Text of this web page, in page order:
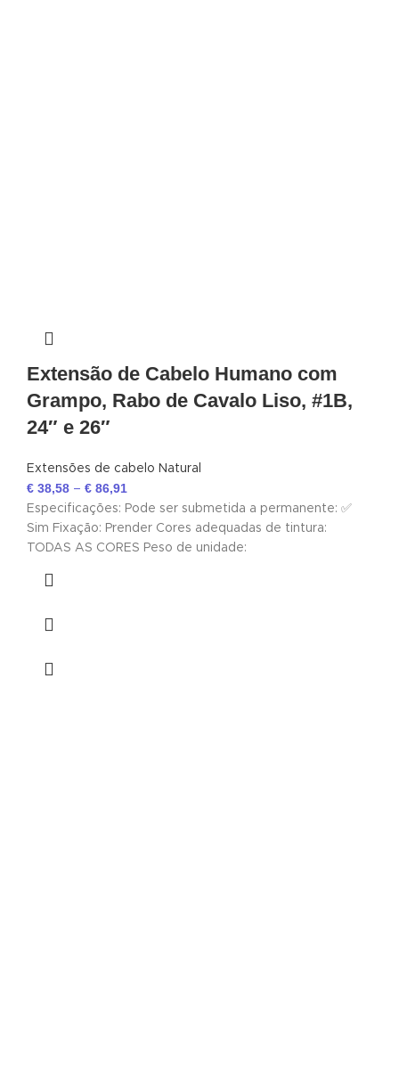
Extensão de Cabelo Humano com
Grampo, Rabo de Cavalo Liso, #1B,
24″ e 26″
Extensões de cabelo Natural
€ 38,58 – € 86,91
Especificações: Pode ser submetida a permanente: ✅
Sim Fixação: Prender Cores adequadas de tintura:
TODAS AS CORES Peso de unidade: